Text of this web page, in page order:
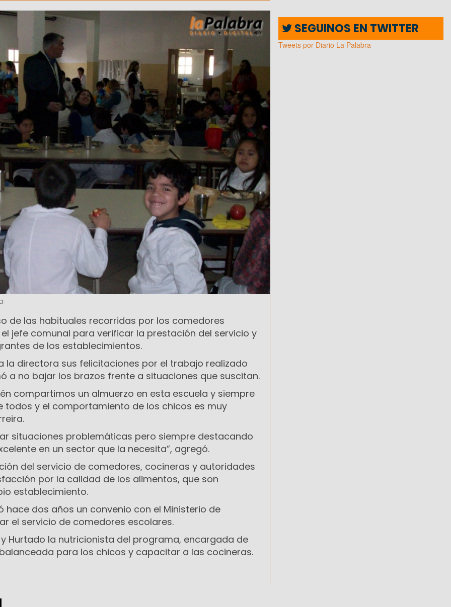
de las habituales recorridas por los comedores
jefe comunal para verificar la prestación del servicio y
de los establecimientos.
la directora sus felicitaciones por el trabajo realizado
a no bajar los brazos frente a situaciones que suscitan.
compartimos un almuerzo en esta escuela y siempre
todos y el comportamiento de los chicos es muy
situaciones problemáticas pero siempre destacando
en un sector que la necesita”, agregó.
del servicio de comedores, cocineras y autoridades
por la calidad de los alimentos, que son
establecimiento.
hace dos años un convenio con el Ministerio de
el servicio de comedores escolares.
Hurtado la nutricionista del programa, encargada de
para los chicos y capacitar a las cocineras.
SEGUINOS EN TWITTER
Tweets por Diario La Palabra